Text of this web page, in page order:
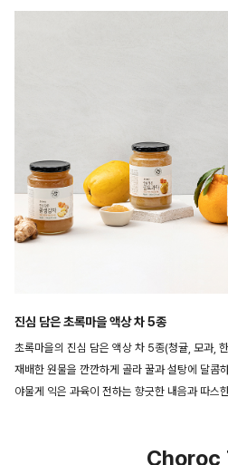
진심 담은 초록마을 액상 차 5종
초록마을의 진심 담은 액상 차 5종(청귤, 모과,
재배한 원물을 깐깐하게 골라 꿀과 설탕에 달콤
야물게 익은 과육이 전하는 향긋한 내음과 따스
Choroc